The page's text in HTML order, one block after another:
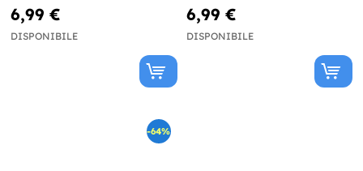
6,99 €
DISPONIBILE
6,99 €
DISPONIBILE
-64%